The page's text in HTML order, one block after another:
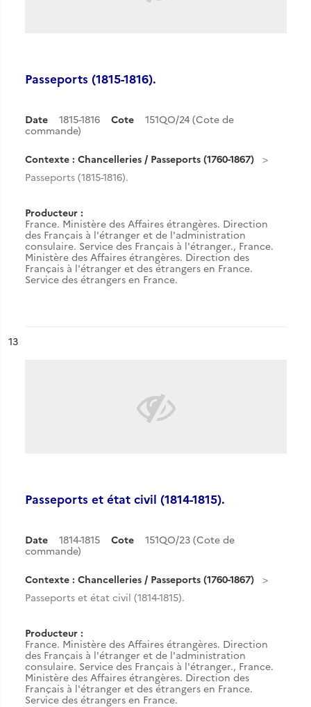
Passeports (1815-1816).
Date 1815-1816 Cote
151QO/24 (Cote de
commande)
Contexte : Chancelleries / Passeports (1760-1867)
Passeports (1815-1816).
Producteur :
France. Ministère des Affaires étrangères. Direction
des Français à l'étranger et de l'administration
consulaire. Service des Français à l'étranger., France.
Ministère des Affaires étrangères. Direction des
Français à l'étranger et des étrangers en France.
Service des étrangers en France.
n°
13
Passeports et état civil (1814-1815).
Date 1814-1815 Cote
151QO/23 (Cote de
commande)
Contexte : Chancelleries / Passeports (1760-1867)
Passeports et état civil (1814-1815).
Producteur :
France. Ministère des Affaires étrangères. Direction
des Français à l'étranger et de l'administration
consulaire. Service des Français à l'étranger., France.
Ministère des Affaires étrangères. Direction des
Français à l'étranger et des étrangers en France.
Service des étrangers en France.